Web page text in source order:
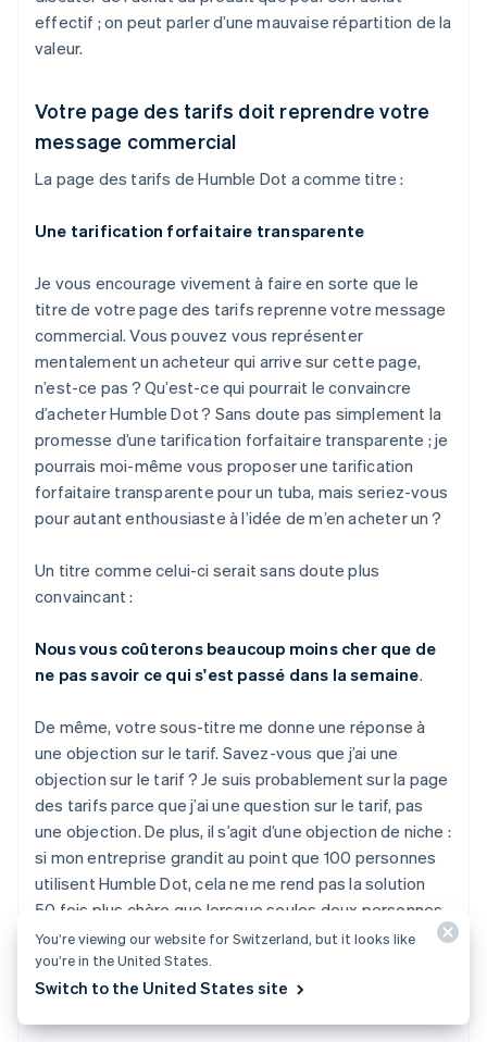
effectif ; on peut parler d’une mauvaise répartition de la
valeur.
Votre page des tarifs doit reprendre votre
message commercial
La page des tarifs de Humble Dot a comme titre :
Une tarification forfaitaire transparente
Je vous encourage vivement à faire en sorte que le
titre de votre page des tarifs reprenne votre message
commercial. Vous pouvez vous représenter
mentalement un acheteur qui arrive sur cette page,
n’est-ce pas ? Qu’est-ce qui pourrait le convaincre
d’acheter Humble Dot ? Sans doute pas simplement la
promesse d’une tarification forfaitaire transparente ; je
pourrais moi-même vous proposer une tarification
forfaitaire transparente pour un tuba, mais seriez-vous
pour autant enthousiaste à l’idée de m’en acheter un ?
Un titre comme celui-ci serait sans doute plus
convaincant :
Nous vous coûterons beaucoup moins cher que de
ne pas savoir ce qui s'est passé dans la semaine.
De même, votre sous-titre me donne une réponse à
une objection sur le tarif. Savez-vous que j’ai une
objection sur le tarif ? Je suis probablement sur la page
des tarifs parce que j’ai une question sur le tarif, pas
une objection. De plus, il s’agit d’une objection de niche :
si mon entreprise grandit au point que 100 personnes
utilisent Humble Dot, cela ne me rend pas la solution
50 fois plus chère que lorsque seules deux personnes
utilisaient Humble Dot ; cela la rend 2 500 fois plus
précieuse, parce que la surcharge de communication
des mises à jour de statut par paire augmente
You’re viewing our website for Switzerland, but it looks like
you’re in the United States.
Switch to the United States site